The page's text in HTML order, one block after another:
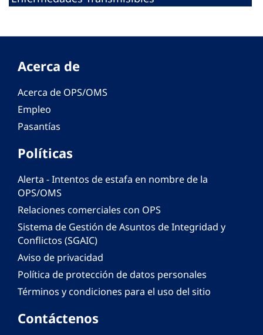
Acerca de
Acerca de OPS/OMS
Empleo
Pasantías
Políticas
Alerta - Intentos de estafa en nombre de la
OPS/OMS
Relaciones comerciales con OPS
Sistema de Gestión de Asuntos de Integridad y
Conflictos (SGAIC)
Aviso de privacidad
Política de protección de datos personales
Términos y condiciones para el uso del sitio
Contáctenos